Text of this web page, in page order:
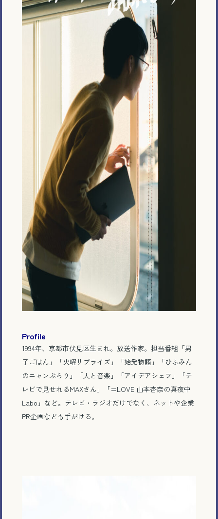
Profile
1994年、京都市伏見区生まれ。放送作家。担当番組「男
子ごはん」「火曜サプライズ」「始発物語」「ひふみん
のニャンぶらり」「人と音楽」「アイデアシェフ」「テ
レビで見せれるMAXさん」「=LOVE 山本杏奈の真夜中
Labo」など。テレビ・ラジオだけでなく、ネットや企業
PR企画なども手がける。